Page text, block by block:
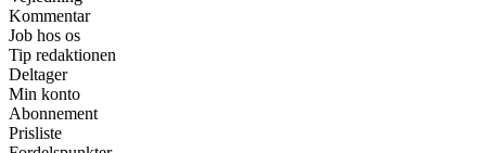
Kommentar
Job hos os
Tip redaktionen
Deltager
Min konto
Abonnement
Prisliste